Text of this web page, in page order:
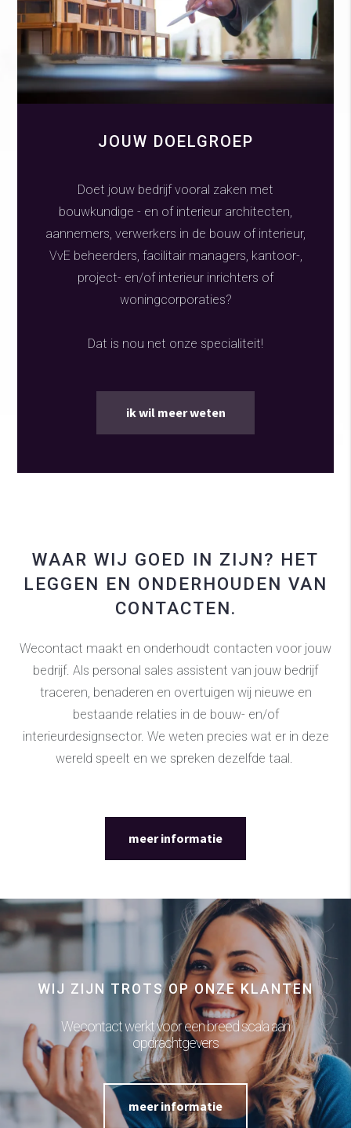
JOUW DOELGROEP
Doet jouw bedrijf vooral zaken met
bouwkundige - en of interieur architecten,
aannemers, verwerkers in de bouw of interieur,
VvE beheerders, facilitair managers, kantoor-,
project- en/of interieur inrichters of
woningcorporaties?
Dat is nou net onze specialiteit!
ik wil meer weten
WAAR WIJ GOED IN ZIJN? HET
LEGGEN EN ONDERHOUDEN VAN
CONTACTEN.
Wecontact maakt en onderhoudt contacten voor jouw
bedrijf. Als personal sales assistent van jouw bedrijf
traceren, benaderen en overtuigen wij nieuwe en
bestaande relaties in de bouw- en/of
interieurdesignsector. We weten precies wat er in deze
wereld speelt en we spreken dezelfde taal.
meer informatie
WIJ ZIJN TROTS OP ONZE KLANTEN
Wecontact werkt voor een breed scala aan
opdrachtgevers
meer informatie